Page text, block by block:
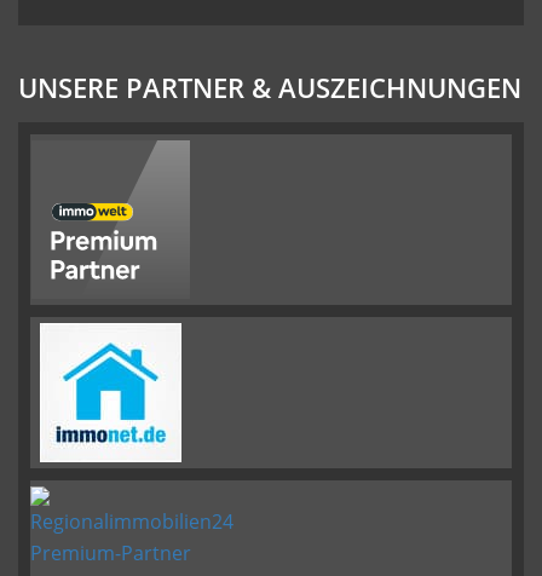
UNSERE PARTNER & AUSZEICHNUNGEN